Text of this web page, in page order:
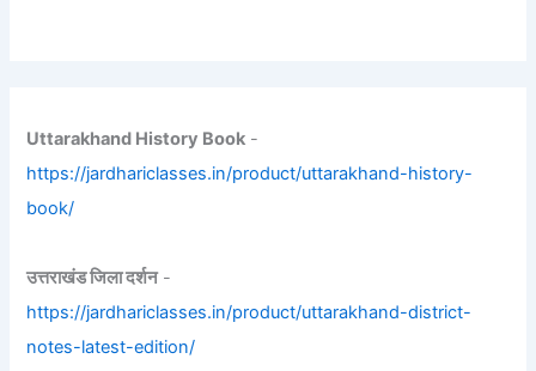
Uttarakhand History Book -
https://jardhariclasses.in/product/uttarakhand-history-
book/
उत्तराखंड जिला दर्शन-
https://jardhariclasses.in/product/uttarakhand-district-
notes-latest-edition/